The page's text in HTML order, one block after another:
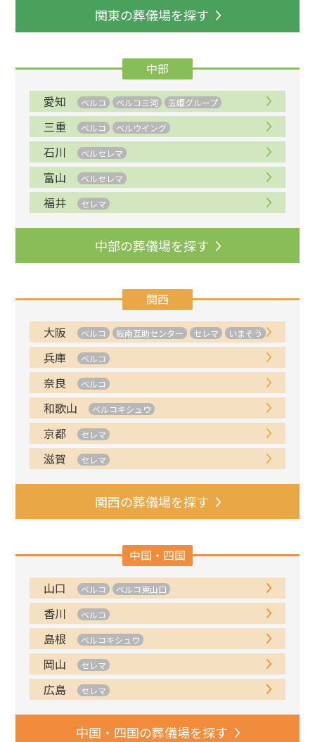
関西
大阪
ベルコ 阪南互助センター セレマ いまそう
兵庫 ベルコ
奈良 ベルコ
和歌山 ベルコキシュウ
京都 セレマ
滋賀 セレマ
関西の葬儀場を探す
関東の葬儀場を探す
中国・四国
山口
ベルコ ベルコ東山口
香川 ベルコ
島根 ベルコキシュウ
岡山 セレマ
広島 セレマ
中国・四国の葬儀場を探す
中部
愛知
ベルコ ベルコ三河 玉姫グループ
三重 ベルコ ベルウイング
石川 ベルセレマ
富山 ベルセレマ
福井 セレマ
中部の葬儀場を探す